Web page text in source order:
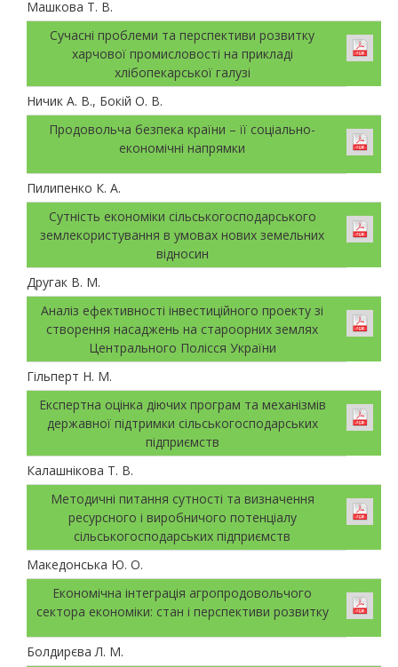
Машкова Т. В.
Сучасні проблеми та перспективи розвитку
харчової промисловості на прикладі
хлібопекарської галузі
Ничик А. В., Бокій О. В.
Продовольча безпека країни – її соціально-
економічні напрямки
Пилипенко К. А.
Сутність економіки сільськогосподарського
землекористування в умовах нових земельних
відносин
Другак В. М.
Аналіз ефективності інвестиційного проекту зі
створення насаджень на староорних землях
Центрального Полісся України
Гільперт Н. М.
Експертна оцінка діючих програм та механізмів
державної підтримки сільськогосподарських
підприємств
Калашнікова Т. В.
Методичні питання сутності та визначення
ресурсного і виробничого потенціалу
сільськогосподарських підприємств
Македонська Ю. О.
Економічна інтеграція агропродовольчого
сектора економіки: стан і перспективи розвитку
Болдирєва Л. М.